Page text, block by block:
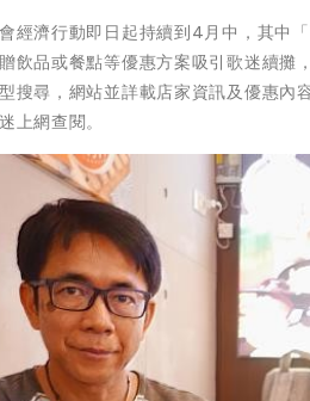
會經濟行動即日起持續到4月中，其
飲品或餐點等優惠方案吸引歌迷續攤
搜尋，網站並詳載店家資訊及優惠
上網查閱。